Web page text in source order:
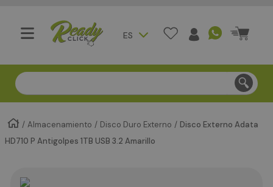
ES
Compra segura - Entregas en Bogotá en menos de 3
Almacenamiento Disco Duro Externo
Disco Externo Adata
HD710 P Antigolpes 1TB USB 3.2 Amarillo